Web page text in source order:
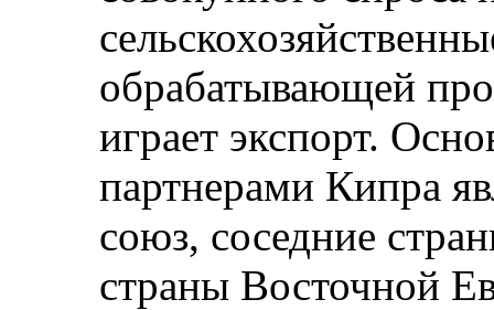
обрабатывающей
играет экспорт.
партнерами Кипра
союз, соседние
страны Восточной